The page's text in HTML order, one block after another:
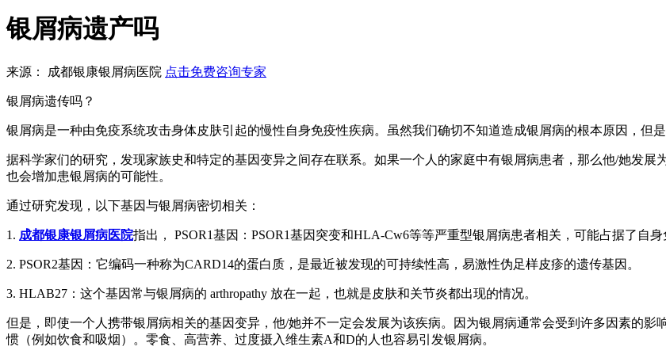
银屑病遗产吗
来源： 成都银康银屑病医院 点击免费咨询专家
银屑病遗传吗？
银屑病是一种由免疫系统攻击身体皮肤引起的慢性自身免疫性疾病。虽然我们确切不知道造成银屑病的根本原因，但
据科学家们的研究，发现家族史和特定的基因变异之间存在联系。如果一个人的家庭中有银屑病患者，那么他/她发
也会增加患银屑病的可能性。
通过研究发现，以下基因与银屑病密切相关：
1. 成都银康银屑病医院指出， PSOR1基因：PSOR1基因突变和HLA-Cw6等等严重型银屑病患者相关，可能占据了自身
2. PSOR2基因：它编码一种称为CARD14的蛋白质，是最近被发现的可持续性高，易激性伪足样皮疹的遗传基因。
3. HLAB27：这个基因常与银屑病的 arthropathy 放在一起，也就是皮肤和关节炎都出现的情况。
但是，即使一个人携带银屑病相关的基因变异，他/她并不一定会发展为该疾病。因为银屑病通常会受到许多因素的
惯（例如饮食和吸烟）。零食、高营养、过度摄入维生素A和D的人也容易引发银屑病。